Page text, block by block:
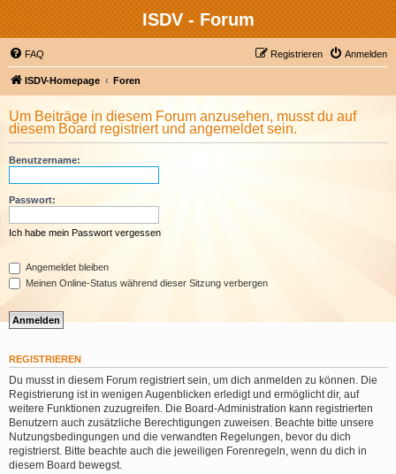
ISDV - Forum
FAQ Anmelden
Registrieren
ISDV-Homepage Foren
Um Beiträge in diesem Forum anzusehen, musst du auf
diesem Board registriert und angemeldet sein.
Benutzername:
Passwort:
Ich habe mein Passwort vergessen
Angemeldet bleiben
Meinen Online-Status während dieser Sitzung verbergen
REGISTRIEREN
Du musst in diesem Forum registriert sein, um dich anmelden zu können. Die
Registrierung ist in wenigen Augenblicken erledigt und ermöglicht dir, auf
weitere Funktionen zuzugreifen. Die Board-Administration kann registrierten
Benutzern auch zusätzliche Berechtigungen zuweisen. Beachte bitte unsere
Nutzungsbedingungen und die verwandten Regelungen, bevor du dich
registrierst. Bitte beachte auch die jeweiligen Forenregeln, wenn du dich in
diesem Board bewegst.